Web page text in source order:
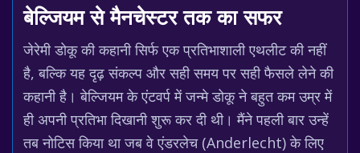
बेल्जियम से मैनचेस्टर तक का सफर
जेरेमी डोकू की कहानी सिर्फ एक प्रतिभाशाली एथलीट की नहीं
है, बल्कि यह दृढ़ संकल्प और सही समय पर सही फैसले लेने की
कहानी है। बेल्जियम के एंटवर्प में जन्मे डोकू ने बहुत कम उम्र में
ही अपनी प्रतिभा दिखानी शुरू कर दी थी। मैंने पहली बार उन्हें
तब नोटिस किया था जब वे एंडरलेच (Anderlecht) के लिए